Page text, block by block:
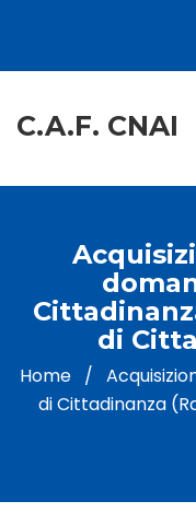
C.A.F. CNAI
di
Home /
di Cittadinanza